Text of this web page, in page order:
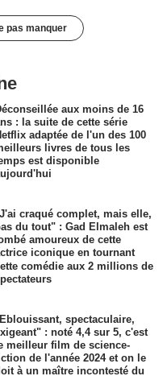
pas manquer
aux moins de 16
: la suite de cette série
adaptée de l'un des 100
livres de tous les
est disponible
craqué complet, mais elle,
du tout" : Gad Elmaleh est
amoureux de cette
iconique en tournant
comédie aux 2 millions de
spectaculaire,
: noté 4,4 sur 5, c'est
meilleur film de science-
de l'année 2024 et on le
à un maître incontesté du